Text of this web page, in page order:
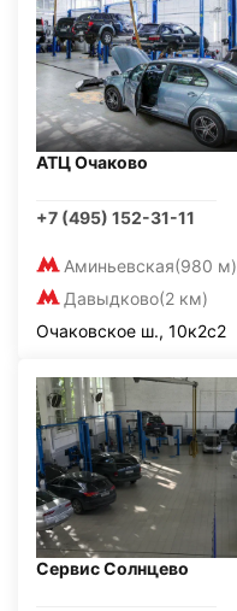
АТЦ Очаково
+7 (495) 152-31-11
Аминьевская(980 м)
Давыдково(2 км)
Очаковское ш., 10к2с2
Сервис Солнцево